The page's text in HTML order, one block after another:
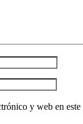
y web en